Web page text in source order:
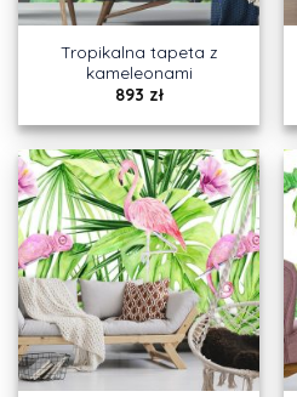
Tropikalna tapeta z
kameleonami
893 zł